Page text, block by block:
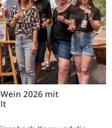
2026 mit